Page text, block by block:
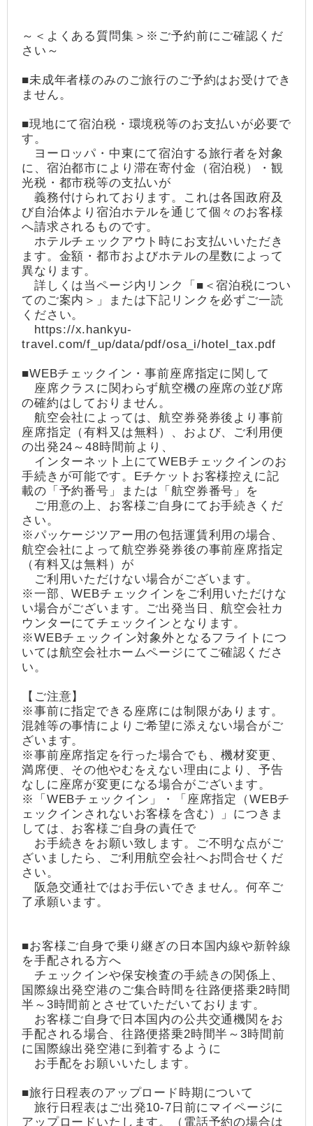
～＜よくある質問集＞※ご予約前にご確認くだ
さい～
■未成年者様のみのご旅行のご予約はお受けでき
ません。
■現地にて宿泊税・環境税等のお支払いが必要で
す。
ヨーロッパ・中東にて宿泊する旅行者を対象
に、宿泊都市により滞在寄付金（宿泊税）・観
光税・都市税等の支払いが
義務付けられております。これは各国政府及
び自治体より宿泊ホテルを通じて個々のお客様
へ請求されるものです。
ホテルチェックアウト時にお支払いいただき
ます。金額・都市およびホテルの星数によって
異なります。
詳しくは当ページ内リンク「■＜宿泊税につい
てのご案内＞」または下記リンクを必ずご一読
ください。
https://x.hankyu-
travel.com/f_up/data/pdf/osa_i/hotel_tax.pdf
■WEBチェックイン・事前座席指定に関して
座席クラスに関わらず航空機の座席の並び席
の確約はしておりません。
航空会社によっては、航空券発券後より事前
座席指定（有料又は無料）、および、ご利用便
の出発24～48時間前より、
インターネット上にてWEBチェックインのお
手続きが可能です。Eチケットお客様控えに記
載の「予約番号」または「航空券番号」を
ご用意の上、お客様ご自身にてお手続きくだ
さい。
※パッケージツアー用の包括運賃利用の場合、
航空会社によって航空券発券後の事前座席指定
（有料又は無料）が
ご利用いただけない場合がございます。
※一部、WEBチェックインをご利用いただけな
い場合がございます。ご出発当日、航空会社カ
ウンターにてチェックインとなります。
※WEBチェックイン対象外となるフライトにつ
いては航空会社ホームページにてご確認くださ
い。
【ご注意】
※事前に指定できる座席には制限があります。
混雑等の事情によりご希望に添えない場合がご
ざいます。
※事前座席指定を行った場合でも、機材変更、
満席便、その他やむをえない理由により、予告
なしに座席が変更になる場合がございます。
※「WEBチェックイン」・「座席指定（WEBチ
ェックインされないお客様を含む）」につきま
しては、お客様ご自身の責任で
お手続きをお願い致します。ご不明な点がご
ざいましたら、ご利用航空会社へお問合せくだ
さい。
阪急交通社ではお手伝いできません。何卒ご
了承願います。
■お客様ご自身で乗り継ぎの日本国内線や新幹線
を手配される方へ
チェックインや保安検査の手続きの関係上、
国際線出発空港のご集合時間を往路便搭乗2時間
半～3時間前とさせていただいております。
お客様ご自身で日本国内の公共交通機関をお
手配される場合、往路便搭乗2時間半～3時間前
に国際線出発空港に到着するように
お手配をお願いいたします。
■旅行日程表のアップロード時期について
旅行日程表はご出発10-7日前にマイページに
アップロードいたします。（電話予約の場合は